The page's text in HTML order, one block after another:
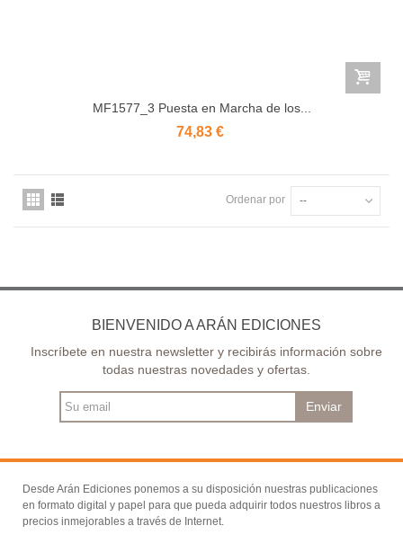
MF1577_3 Puesta en Marcha de los...
74,83 €
Ordenar por --
BIENVENIDO A ARÁN EDICIONES
Inscríbete en nuestra newsletter y recibirás información sobre
todas nuestras novedades y ofertas.
Enviar
Desde Arán Ediciones ponemos a su disposición nuestras publicaciones
en formato digital y papel para que pueda adquirir todos nuestros libros a
precios inmejorables a través de Internet.